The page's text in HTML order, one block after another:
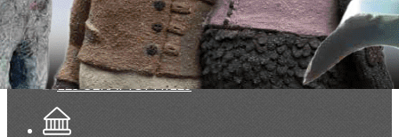
Ajoutez un logo, un bouton, des réseaux sociaux
Cliquez pour éditer